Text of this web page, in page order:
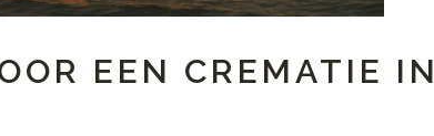
EEN CREMATIE IN